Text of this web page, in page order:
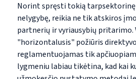
Norint spręsti tokią tarpsektorinę
nelygybę, reikia ne tik atskiros
partnerių ir vyriausybių pritarimo.
"horizontalusis" požiūris
reglamentuojamas tik
lygmeniu labiau tikėtina, kad kai